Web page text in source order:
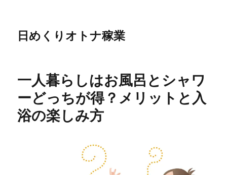
日めくりオトナ稼業
一人暮らしはお風呂とシャワ
ーどっちが得？メリットと入
浴の楽しみ方